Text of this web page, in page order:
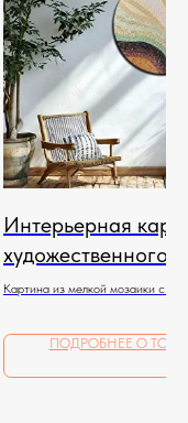
Интерьерная
художественного
"Paradise"
Картина из мелкой мозаики с
ПОДРОБНЕЕ О